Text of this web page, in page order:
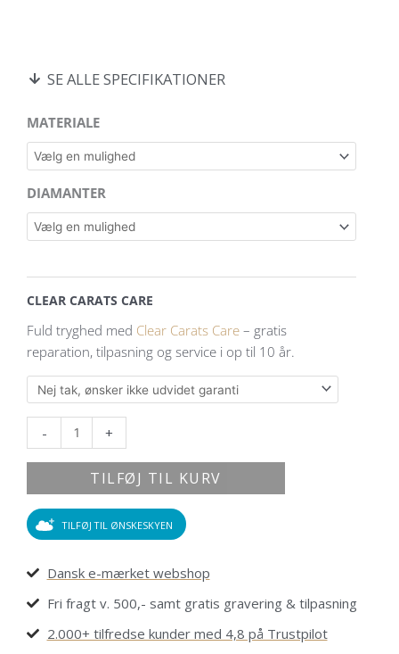
SE ALLE SPECIFIKATIONER
MATERIALE
DIAMANTER
CLEAR CARATS CARE
Fuld tryghed med Clear Carats Care – gratis
reparation, tilpasning og service i op til 10 år.
-
Luna
solitaire
ørestikker
14
kt.
guld
og
0,20
ct.
diamanter
antal
+
TILFØJ TIL KURV
TILFØJ TIL ØNSKESKYEN
Dansk e-mærket webshop
Fri fragt v. 500,- samt gratis gravering & tilpasning
2.000+ tilfredse kunder med 4,8 på Trustpilot